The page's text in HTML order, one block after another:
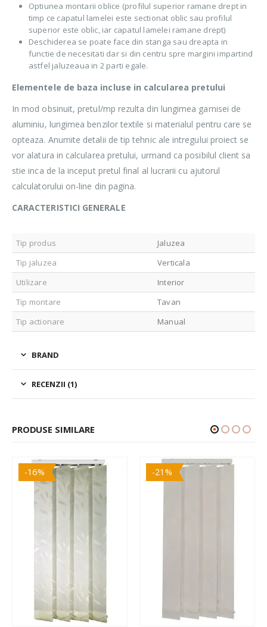
Optiunea montarii oblice (profilul superior ramane drept in
timp ce capatul lamelei este sectionat oblic sau profilul
superior este oblic, iar capatul lamelei ramane drept)
Deschiderea se poate face din stanga sau dreapta in
functie de necesitati dar si din centru spre margini impartind
astfel jaluzeaua in 2 parti egale.
Elementele de baza incluse in calcularea pretului
In mod obsinuit, pretul/mp rezulta din lungimea garnisei de
aluminiu, lungimea benzilor textile si materialul pentru care se
opteaza. Anumite detalii de tip tehnic ale intregului proiect se
vor alatura in calcularea pretului, urmand ca posibilul client sa
stie inca de la inceput pretul final al lucrarii cu ajutorul
calculatorului on-line din pagina.
CARACTERISTICI GENERALE
Tip produs
Jaluzea
Tip jaluzea
Verticala
Utilizare
Interior
Tip montare
Tavan
Tip actionare
Manual
BRAND
RECENZII (1)
PRODUSE SIMILARE
-16% -21%